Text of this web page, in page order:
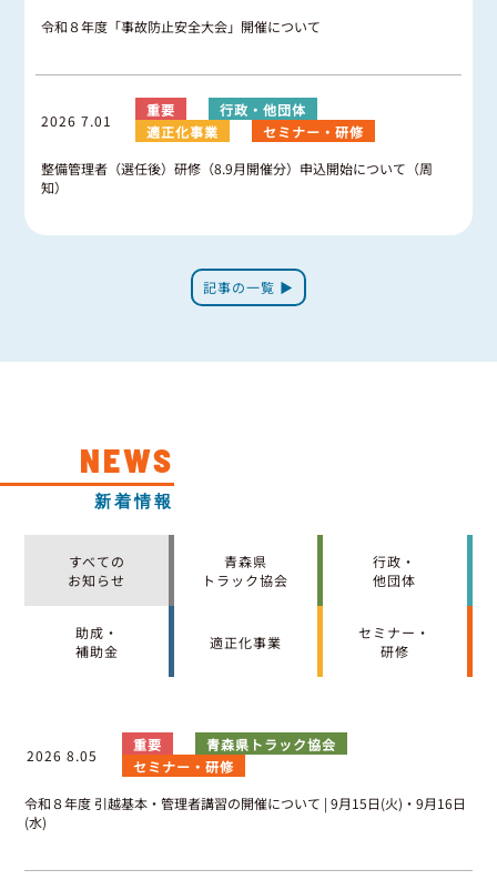
令和８年度「事故防止安全大会」開催について
2026 7.01
重要
行政・他団体
適正化事業
セミナー・研修
整備管理者（選任後）研修（8.9月開催分）申込開始について（周
知）
記事の一覧 ▶
NEWS
新着情報
すべての
お知らせ
青森県
トラック協会
行政・
他団体
助成・
補助金
適正化事業
セミナー・
研修
2026 8.05
重要
青森県トラック協会
セミナー・研修
令和８年度 引越基本・管理者講習の開催について | 9月15日(火)・9月16日
(水)